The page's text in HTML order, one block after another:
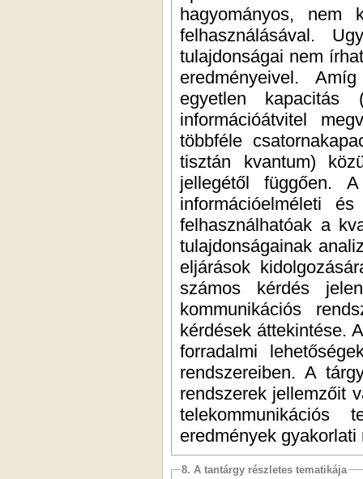
hagyományos, nem
felhasználásával.
tulajdonságai nem
eredményeivel.
egyetlen kapacitás
információátvitel
többféle
tisztán kvantum)
jellegétől függően. A
információelméleti
felhasználhatóak a
tulajdonságainak
eljárások
számos kérdés
kommunikációs
kérdések áttekintése.
forradalmi
rendszereiben. A
rendszerek jellemzőit
eredmények
8. A tantárgy részletes tematikája